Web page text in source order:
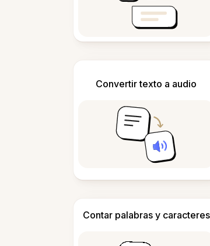
Convertir texto a audio
Contar palabras y caracteres